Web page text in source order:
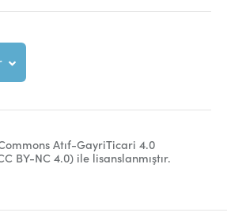
Atıf-GayriTicari 4.0
BY-NC 4.0) ile lisanslanmıştır.